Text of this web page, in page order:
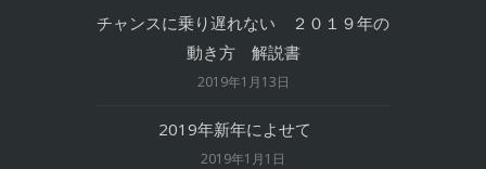
チャンスに乗り遅れない ２０１９年の
動き方 解説書
2019年1月13日
2019年新年によせて
2019年1月1日